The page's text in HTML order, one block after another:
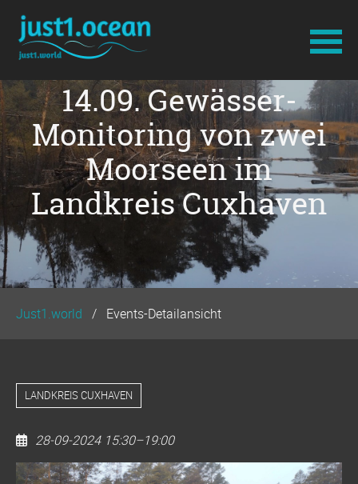
Navigation
überspringen14.09. Gewässer-
Monitoring von zwei
Moorseen im
Landkreis Cuxhaven
Just1.world Events-Detailansicht
LANDKREIS CUXHAVEN
28-09-2024 15:30–19:00
14.09.